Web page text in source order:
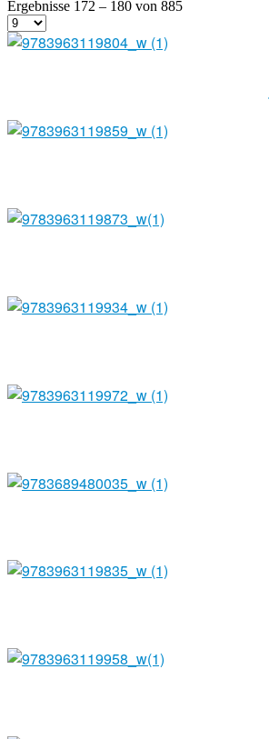
Ergebnisse 172 – 180 von 885